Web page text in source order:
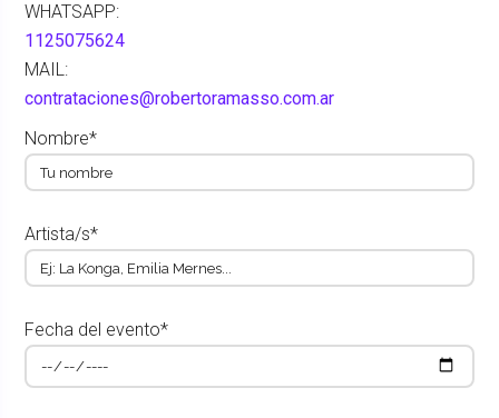
WHATSAPP:
1125075624
MAIL:
contrataciones@robertoramasso.com.ar
Nombre*
Artista/s*
Fecha del evento*